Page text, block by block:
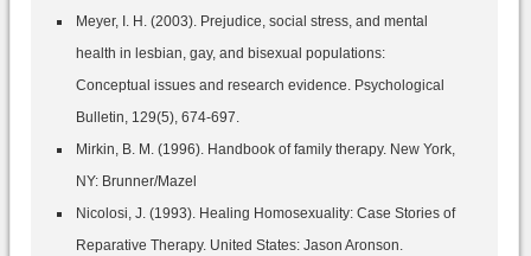
Meyer, I. H. (2003). Prejudice, social stress, and mental
health in lesbian, gay, and bisexual populations:
Conceptual issues and research evidence. Psychological
Bulletin, 129(5), 674-697.
Mirkin, B. M. (1996). Handbook of family therapy. New York,
NY: Brunner/Mazel
Nicolosi, J. (1993). Healing Homosexuality: Case Stories of
Reparative Therapy. United States: Jason Aronson.